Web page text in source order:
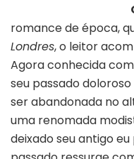
romance de época,
Londres, o leitor
Agora conhecida
seu passado
ser abandonada no
uma renomada
deixado seu antigo